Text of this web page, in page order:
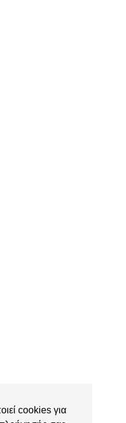
cookies για